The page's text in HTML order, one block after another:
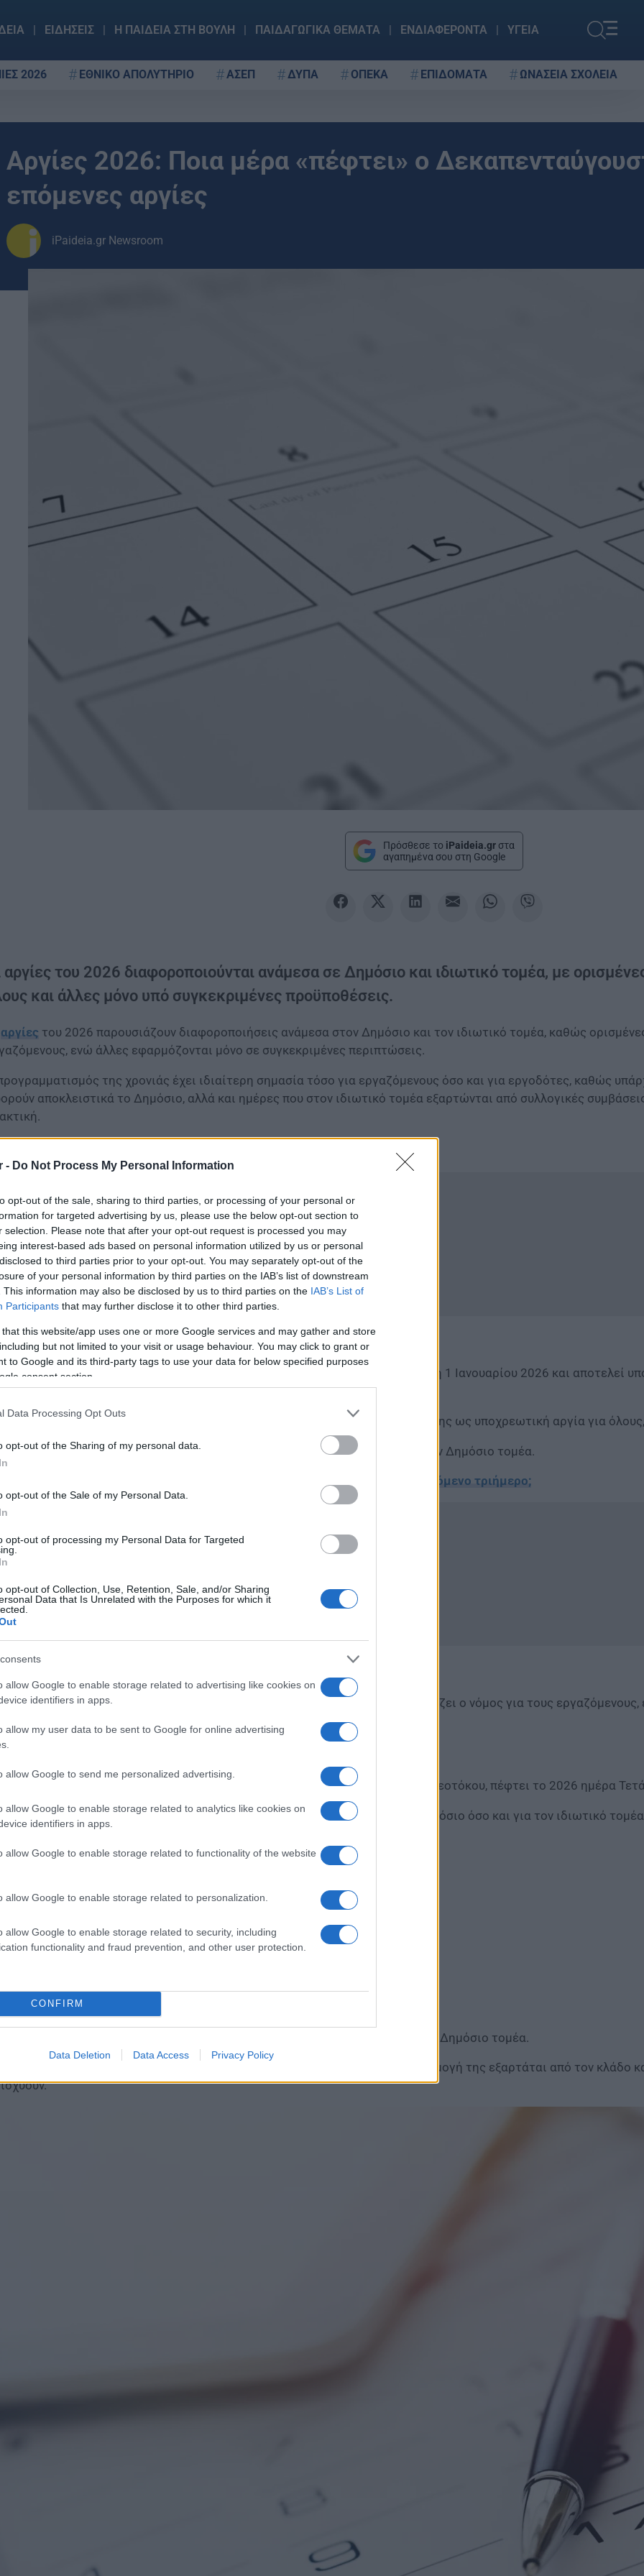
- Do Not Process My Personal Information
opt-out of the sale, sharing to third parties, or processing of your personal or
for targeted advertising by us, please use the below opt-out section to
selection. Please note that after your opt-out request is processed you may
interest-based ads based on personal information utilized by us or personal
to third parties prior to your opt-out. You may separately opt-out of the
of your personal information by third parties on the IAB’s list of downstream
This information may also be disclosed by us to third parties on the IAB’s List of
Participants that may further disclose it to other third parties.
that this website/app uses one or more Google services and may gather and store
but not limited to your visit or usage behaviour. You may click to grant or
to Google and its third-party tags to use your data for below specified purposes
consent section.
Data Processing Opt Outs
opt-out of the Sharing of my personal data.
opt-out of the Sale of my Personal Data.
opt-out of processing my Personal Data for Targeted
opt-out of Collection, Use, Retention, Sale, and/or Sharing
Data that Is Unrelated with the Purposes for which it
allow Google to enable storage related to advertising like cookies on
identifiers in apps.
allow my user data to be sent to Google for online advertising
allow Google to send me personalized advertising.
allow Google to enable storage related to analytics like cookies on
identifiers in apps.
allow Google to enable storage related to functionality of the website
allow Google to enable storage related to personalization.
allow Google to enable storage related to security, including
functionality and fraud prevention, and other user protection.
CONFIRM
Data Deletion Data Access Privacy Policy
ΕΙΔΗΣΕΙΣ Η ΠΑΙΔΕΙΑ ΣΤΗ ΒΟΥΛΗ ΠΑΙΔΑΓΩΓΙΚΑ ΘΕΜΑΤΑ ΕΝΔΙΑΦΕΡΟΝΤΑ ΥΓΕΙΑ
2026 ΕΘΝΙΚΟ ΑΠΟΛΥΤΗΡΙΟ ΑΣΕΠ ΔΥΠΑ ΟΠΕΚΑ ΕΠΙΔΟΜΑΤΑ ΩΝΑΣΕΙΑ ΣΧΟΛΕΙΑ
Αργίες 2026: Ποια μέρα «πέφτει» o
επόμενες αργίες
iPaideia.gr Newsroom
Πρόσθεσε το iPaideia.gr στα
αγαπημένα σου στη Google
αργίες του 2026 διαφοροποιούνται ανάμεσα σε Δημόσιο και ιδιωτικό τομέα, με
και άλλες μόνο υπό συγκεκριμένες προϋποθέσεις.
αργίες του 2026 παρουσιάζουν διαφοροποιήσεις ανάμεσα στον Δημόσιο και τον ιδιωτικό τομέα, καθώς
ενώ άλλες εφαρμόζονται μόνο σε συγκεκριμένες περιπτώσεις.
της χρονιάς έχει ιδιαίτερη σημασία τόσο για εργαζόμενους όσο και για εργοδότες, καθώς
αποκλειστικά το Δημόσιο, αλλά και ημέρες που στον ιδιωτικό τομέα εξαρτώνται από συλλογικές
που σηματοδοτεί την έναρξη του νέου έτους, πέφτει την Πέμπτη 1 Ιανουαρίου 2026 και αποτελεί
και για τον ιδιωτικό τομέα.
ημέρες αργότερα, τα Θεοφάνια, την Τρίτη 6 Ιανουαρίου 2026, ισχύουν επίσης ως υποχρεωτική αργία για
Δευτέρα πέφτει στις 23 Φεβρουαρίου 2026 και αποτελεί αργία για τον Δημόσιο τομέα.
2026: Ολες οι ημερομηνίες μέχρι το τέλος του έτους – Πότε είναι το επόμενο τριήμερο;
ιδιωτικό τομέα, ωστόσο, δεν περιλαμβάνεται στις επίσημες αργίες που ορίζει ο νόμος για τους
σύμβαση, κανονισμό εργασίας, επιχειρησιακή συνήθεια ή έθιμο.
Μαρτίου και οι αργίες του Πάσχα
Μαρτίου, που συνδέεται με την Εθνική Επέτειο και τον Ευαγγελισμό της Θεοτόκου, πέφτει το 2026 ημέρα
ημέρα αποτελεί υποχρεωτική αργία και ισχύει τόσο για τον Δημόσιο όσο και για τον ιδιωτικό
Παρασκευή πέφτει στις 10 Απριλίου 2026 και ισχύει ως αργία για τον Δημόσιο τομέα.
ιδιωτικό τομέα δεν αποτελεί υποχρεωτική αργία για όλους, καθώς η εφαρμογή της εξαρτάται από τον κλάδο